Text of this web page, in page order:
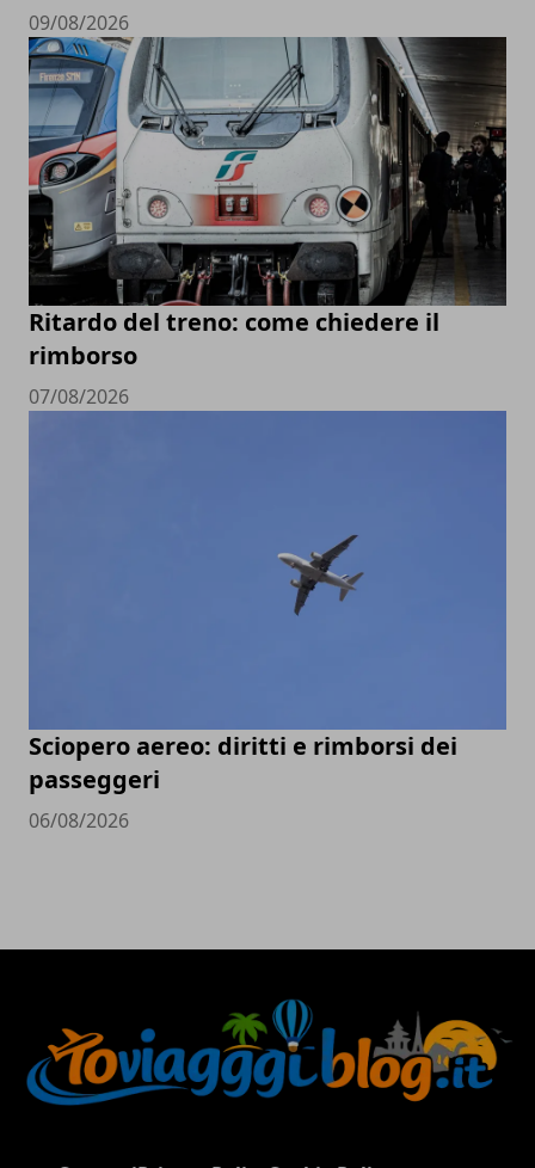
09/08/2026
Ritardo del treno: come chiedere il
rimborso
07/08/2026
Sciopero aereo: diritti e rimborsi dei
passeggeri
06/08/2026